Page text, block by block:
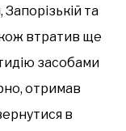
та
втратив ще
засобами
отримав
в